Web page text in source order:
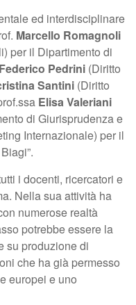
ed interdisciplinare
Marcello Romagnoli
per il Dipartimento di
Federico Pedrini (Diritto
Santini (Diritto
Elisa Valeriani
di Giurisprudenza e
Internazionale) per il
i docenti, ricercatori e
Nella sua attività ha
numerose realtà
potrebbe essere la
su produzione di
che ha già permesso
europei e uno